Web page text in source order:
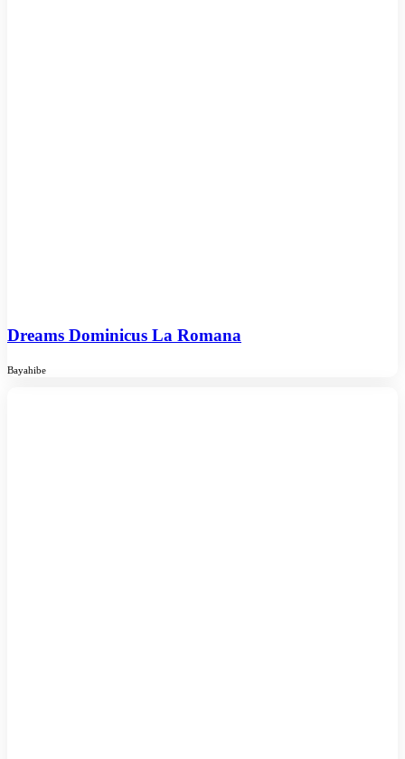
Dreams Dominicus La Romana
Bayahibe